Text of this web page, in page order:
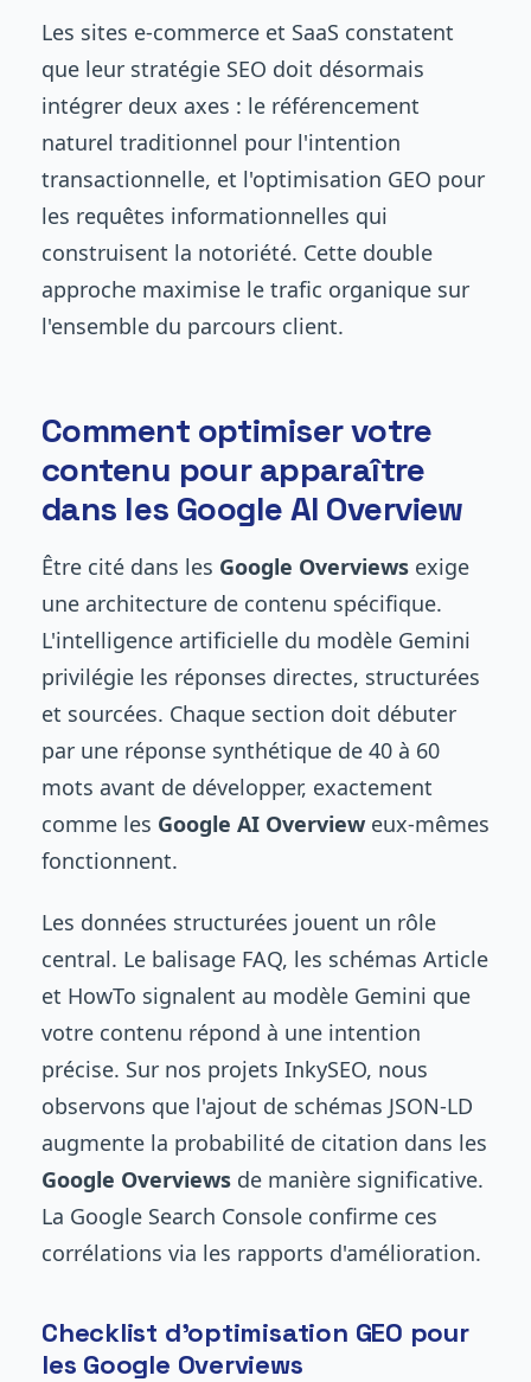
Les sites e-commerce et SaaS constatent
que leur stratégie SEO doit désormais
intégrer deux axes : le référencement
naturel traditionnel pour l'intention
transactionnelle, et l'optimisation GEO pour
les requêtes informationnelles qui
construisent la notoriété. Cette double
approche maximise le trafic organique sur
l'ensemble du parcours client.
Comment optimiser votre
contenu pour apparaître
dans les Google AI Overview
Être cité dans les Google Overviews exige
une architecture de contenu spécifique.
L'intelligence artificielle du modèle Gemini
privilégie les réponses directes, structurées
et sourcées. Chaque section doit débuter
par une réponse synthétique de 40 à 60
mots avant de développer, exactement
comme les Google AI Overview eux-mêmes
fonctionnent.
Les données structurées jouent un rôle
central. Le balisage FAQ, les schémas Article
et HowTo signalent au modèle Gemini que
votre contenu répond à une intention
précise. Sur nos projets InkySEO, nous
observons que l'ajout de schémas JSON-LD
augmente la probabilité de citation dans les
Google Overviews de manière significative.
La Google Search Console confirme ces
corrélations via les rapports d'amélioration.
Checklist d'optimisation GEO pour
les Google Overviews